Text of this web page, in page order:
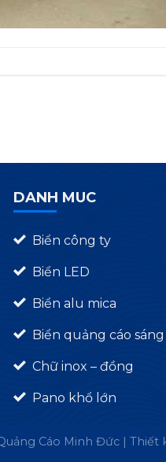
DANH MUC
Biển công ty
Biển LED
Biển alu mica
Biển quảng cáo
Chữ inox – đồng
Pano khổ lớn
Cáo Minh Đức | Thiết